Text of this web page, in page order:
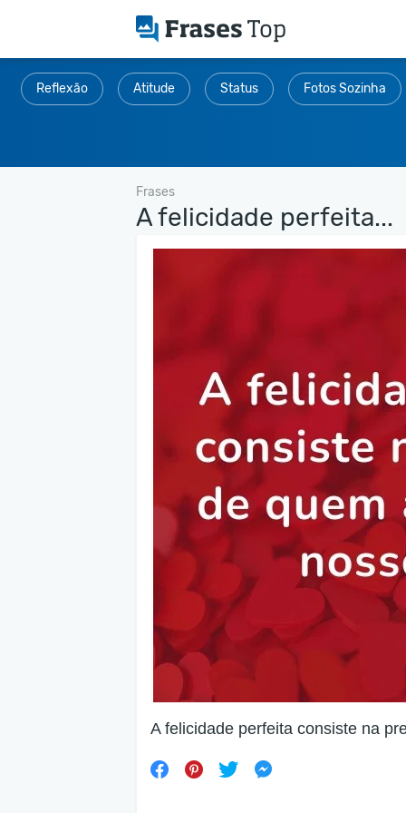
Reflexão Atitude Status Fotos Sozinha
Frases
A felicidade perfeita...
A felicidade perfeita consiste na